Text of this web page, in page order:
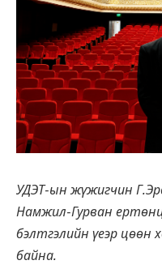
УДЭТ-ын жүжигчин
Намжил-Гурван
бэлтгэлийн үеэр цөөн
байна.